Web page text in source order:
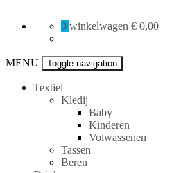
0 winkelwagen € 0,00
MENU Toggle navigation
Textiel
Kledij
Baby
Kinderen
Volwassenen
Tassen
Beren